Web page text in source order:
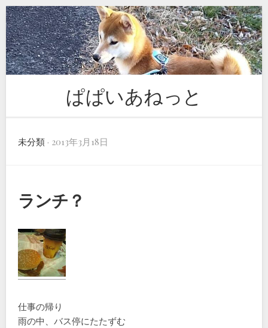
Skip
to
content
ぱぱいあねっと
未分類 · 2013年3月18日
ランチ？
仕事の帰り
雨の中、バス停にたたずむ